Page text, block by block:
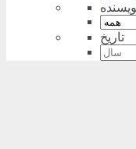
تاریخ